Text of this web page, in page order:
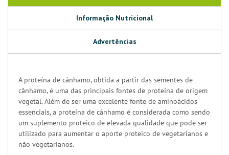
Informação Nutricional
Advertências
A proteína de cânhamo, obtida a partir das sementes de
cânhamo, é uma das principais fontes de proteína de origem
vegetal. Além de ser uma excelente fonte de aminoácidos
essenciais, a proteína de cânhamo é considerada como sendo
um suplemento proteico de elevada qualidade que pode ser
utilizado para aumentar o aporte proteico de vegetarianos e
não vegetarianos.